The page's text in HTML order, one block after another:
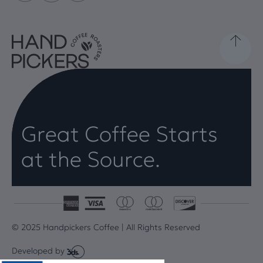
Great Coffee Starts
at the Source.
© 2025 Handpickers Coffee | All Rights Reserved
Developed by